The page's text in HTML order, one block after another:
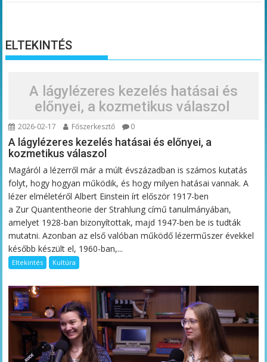
ELTEKINTÉS
A lágylézeres kezelés hatásai és
előnyei, a kozmetikus válaszol
2026-02-17 Főszerkesztő 0
A lágylézeres kezelés hatásai és előnyei, a
kozmetikus válaszol
Magáról a lézerről már a múlt évszázadban is számos kutatás
folyt, hogy hogyan működik, és hogy milyen hatásai vannak. A
lézer elméletéről Albert Einstein írt először 1917-ben
a Zur Quantentheorie der Strahlung című tanulmányában,
amelyet 1928-ban bizonyítottak, majd 1947-ben be is tudták
mutatni. Azonban az első valóban működő lézerműszer évekkel
később készült el, 1960-ban,...
Eltekintés Kultúra